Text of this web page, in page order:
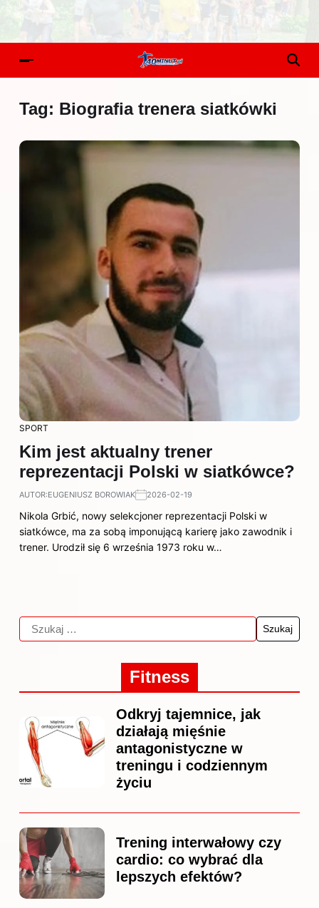
Tag: Biografia trenera siatkówki
SPORT
Kim jest aktualny trener
reprezentacji Polski w siatkówce?
AUTOR:EUGENIUSZ BOROWIAK 2026-02-19
Nikola Grbić, nowy selekcjoner reprezentacji Polski w
siatkówce, ma za sobą imponującą karierę jako zawodnik i
trener. Urodził się 6 września 1973 roku w…
Fitness
Odkryj tajemnice, jak
działają mięśnie
antagonistyczne w
treningu i codziennym
życiu
Trening interwałowy czy
cardio: co wybrać dla
lepszych efektów?